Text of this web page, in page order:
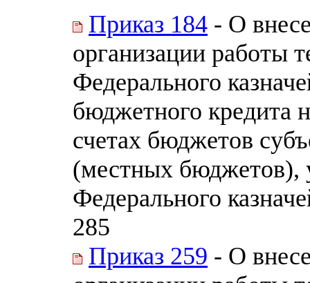
Приказ 184 - О
организации работы
Федерального
бюджетного кредита
счетах бюджетов
(местных бюджетов),
Федерального
285
Приказ 259 - О